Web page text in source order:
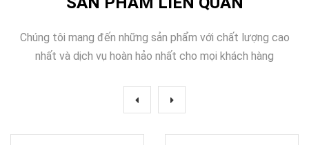
Chúng tôi mang đến những sản phẩm với chất lượng cao
nhất và dịch vụ hoàn hảo nhất cho mọi khách hàng